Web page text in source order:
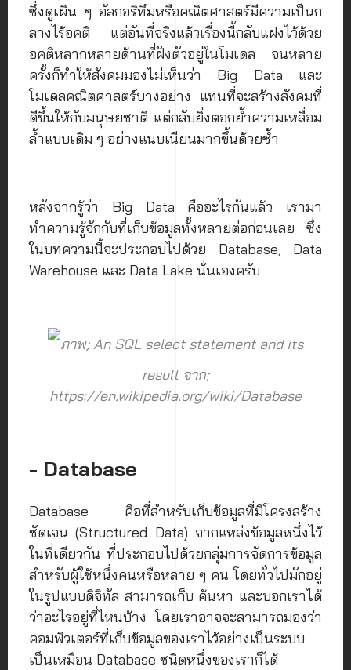
ซึ่งดูเผิน ๆ อัลกอริทึมหรือคณิตศาสตร์มีความเป็นก
ลางไร้อคติ แต่อันที่จริงแล้วเรื่องนี้กลับแฝงไว้ด้วย
อคติหลากหลายด้านที่ฝังตัวอยู่ในโมเดล จนหลาย
ครั้งก็ทำให้สังคมมองไม่เห็นว่า Big Data และ
โมเดลคณิตศาสตร์บางอย่าง แทนที่จะสร้างสังคมที่
ดีขึ้นให้กับมนุษยชาติ แต่กลับยิ่งตอกย้ำความเหลื่อม
ล้ำแบบเดิม ๆ อย่างแนบเนียนมากขึ้นด้วยซ้ำ
หลังจากรู้ว่า Big Data คืออะไรกันแล้ว เรามา
ทำความรู้จักกับที่เก็บข้อมูลทั้งหลายต่อก่อนเลย ซึ่ง
ในบทความนี้จะประกอบไปด้วย Database, Data
Warehouse และ Data Lake นั่นเองครับ
ภาพ; An SQL select statement and its
result จาก;
https://en.wikipedia.org/wiki/Database
- Database
Database คือที่สำหรับเก็บข้อมูลที่มีโครงสร้าง
ชัดเจน (Structured Data) จากแหล่งข้อมูลหนึ่งไว้
ในที่เดียวกัน ที่ประกอบไปด้วยกลุ่มการจัดการข้อมูล
สำหรับผู้ใช้หนึ่งคนหรือหลาย ๆ คน โดยทั่วไปมักอยู่
ในรูปแบบดิจิทัล สามารถเก็บ ค้นหา และบอกเราได้
ว่าอะไรอยู่ที่ไหนบ้าง โดยเราอาจจะสามารถมองว่า
คอมพิวเตอร์ที่เก็บข้อมูลของเราไว้อย่างเป็นระบบ
เป็นเหมือน Database ชนิดหนึ่งของเราก็ได้